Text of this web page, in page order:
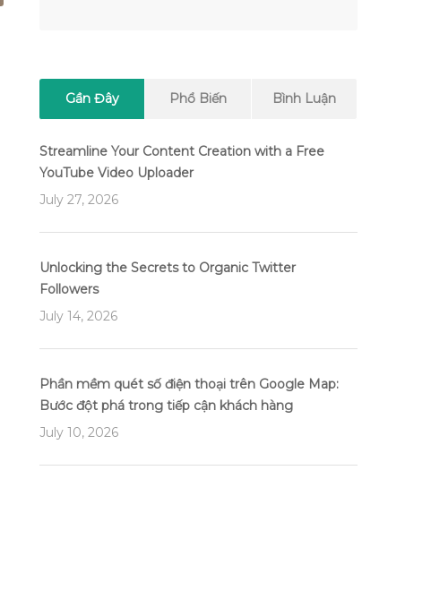
Gần Đây Phổ Biến Bình Luận
Streamline Your Content Creation with a Free
YouTube Video Uploader
July 27, 2026
Unlocking the Secrets to Organic Twitter
Followers
July 14, 2026
Phần mềm quét số điện thoại trên Google Map:
Bước đột phá trong tiếp cận khách hàng
July 10, 2026